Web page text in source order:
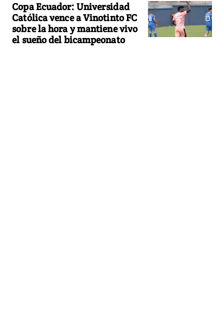
Copa Ecuador: Universidad
Católica vence a Vinotinto FC
sobre la hora y mantiene vivo
el sueño del bicampeonato